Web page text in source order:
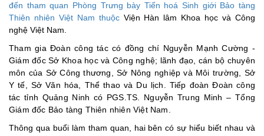
đến tham quan Phòng Trưng bày Tiến hoá Sinh giới Bảo tàng
Thiên nhiên Việt Nam thuộc Viện Hàn lâm Khoa học và Công
nghệ Việt Nam.
Tham gia Đoàn công tác có đồng chí Nguyễn Mạnh Cường -
Giám đốc Sở Khoa học và Công nghệ; lãnh đạo, cán bộ chuyên
môn của Sở Công thương, Sở Nông nghiệp và Môi trường, Sở
Y tế, Sở Văn hóa, Thể thao và Du lịch. Tiếp đoàn Đoàn công
tác tỉnh Quảng Ninh có PGS.TS. Nguyễn Trung Minh – Tổng
Giám đốc Bảo tàng Thiên nhiên Việt Nam.
Thông qua buổi làm tham quan, hai bên có sự hiểu biết nhau và